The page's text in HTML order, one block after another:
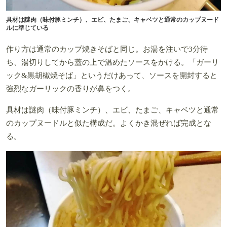
具材は謎肉（味付豚ミンチ）、エビ、たまご、キャベツと通常のカップヌード
ルに準じている
作り方は通常のカップ焼きそばと同じ。お湯を注いで3分待
ち、湯切りしてから蓋の上で温めたソースをかける。「ガーリ
ック&黒胡椒焼そば」というだけあって、ソースを開封すると
強烈なガーリックの香りが鼻をつく。
具材は謎肉（味付豚ミンチ）、エビ、たまご、キャベツと通常
のカップヌードルと似た構成だ。よくかき混ぜれば完成とな
る。